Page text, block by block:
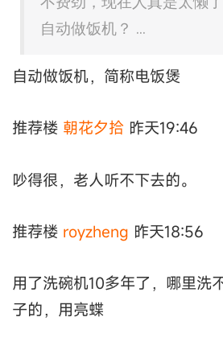
自动做饭机？ ...
自动做饭机，简称电饭煲
推荐楼 朝花夕拾 昨天19:46
吵得很，老人听不下去的。
推荐楼 royzheng 昨天18:56
用了洗碗机10多年了，哪里洗
子的，用亮蝶